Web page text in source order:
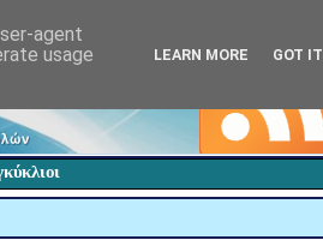
agent
usage
LEARN MORE GOT IT